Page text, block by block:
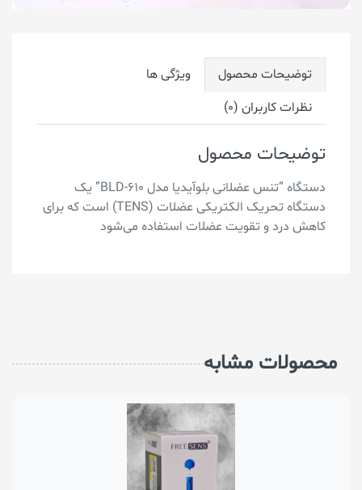
توضیحات محصول
ویژگی ها
نظرات کاربران (0)
توضیحات محصول
دستگاه “تنس عضلانی بلوآیدیا مدل BLD-610” یک
دستگاه تحریک الکتریکی عضلات (TENS) است که برای
کاهش درد و تقویت عضلات استفاده می‌شود
محصولات مشابه